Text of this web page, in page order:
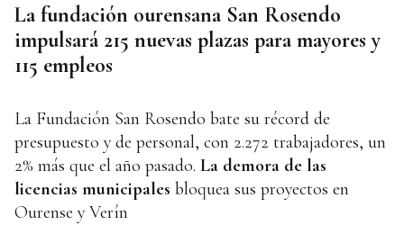
La fundación ourensana San Rosendo
impulsará 215 nuevas plazas para mayores y
115 empleos
La Fundación San Rosendo bate su récord de
presupuesto y de personal, con 2.272 trabajadores, un
2% más que el año pasado. La demora de las
licencias municipales bloquea sus proyectos en
Ourense y Verín